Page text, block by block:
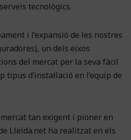
tecnològics.
i l’expansió de les nostres
un dels eixos
del mercat per la seva fàcil
d’instal·lació en l’equip de
mercat tan exigent i pioner en
Lleida.net ha realitzat en els